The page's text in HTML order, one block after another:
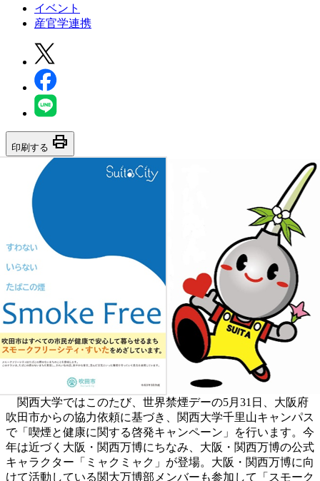
イベント
産官学連携
印刷する print
関西大学ではこのたび、世界禁煙デーの5月31日、大阪府
吹田市からの協力依頼に基づき、関西大学千里山キャンパス
で「喫煙と健康に関する啓発キャンペーン」を行います。今
年は近づく大阪・関西万博にちなみ、大阪・関西万博の公式
キャラクター「ミャクミャク」が登場。大阪・関西万博に向
けて活動している関大万博部メンバーも参加して「スモーク